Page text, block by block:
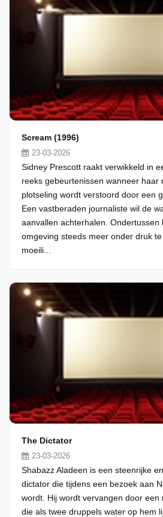
Scream (1996)
23-03-2026
Sidney Prescott raakt verwikkeld in
reeks gebeurtenissen wanneer haar
plotseling wordt verstoord door een
Een vastberaden journaliste wil de
aanvallen achterhalen. Ondertussen
omgeving steeds meer onder druk
moeili...
The Dictator
23-03-2026
Shabazz Aladeen is een steenrijke
dictator die tijdens een bezoek aan
wordt. Hij wordt vervangen door een
die als twee druppels water op hem